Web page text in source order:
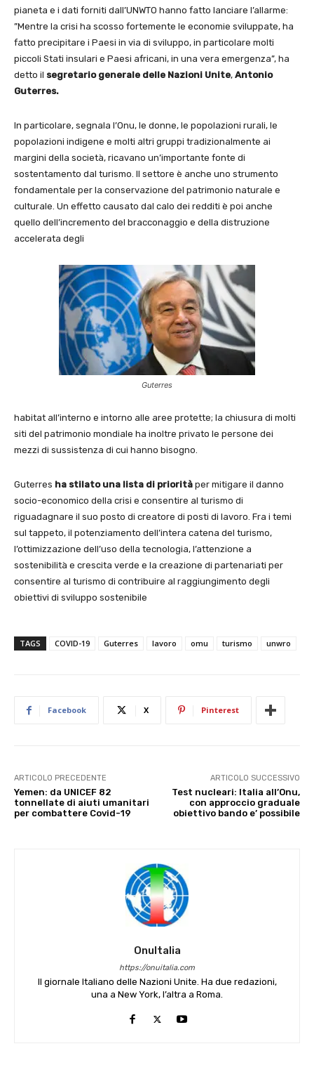
pianeta e i dati forniti dall’UNWTO hanno fatto lanciare l’allarme:
”Mentre la crisi ha scosso fortemente le economie sviluppate, ha
fatto precipitare i Paesi in via di sviluppo, in particolare molti
piccoli Stati insulari e Paesi africani, in una vera emergenza”, ha
detto il segretario generale delle Nazioni Unite, Antonio
Guterres.
In particolare, segnala l’Onu, le donne, le popolazioni rurali, le
popolazioni indigene e molti altri gruppi tradizionalmente ai
margini della società, ricavano un’importante fonte di
sostentamento dal turismo. Il settore è anche uno strumento
fondamentale per la conservazione del patrimonio naturale e
culturale. Un effetto causato dal calo dei redditi è poi anche
quello dell’incremento del bracconaggio e della distruzione
accelerata degli
Guterres
habitat all’interno e intorno alle aree protette; la chiusura di molti
siti del patrimonio mondiale ha inoltre privato le persone dei
mezzi di sussistenza di cui hanno bisogno.
Guterres ha stilato una lista di priorità per mitigare il danno
socio-economico della crisi e consentire al turismo di
riguadagnare il suo posto di creatore di posti di lavoro. Fra i temi
sul tappeto, il potenziamento dell’intera catena del turismo,
l’ottimizzazione dell’uso della tecnologia, l’attenzione a
sostenibilità e crescita verde e la creazione di partenariati per
consentire al turismo di contribuire al raggiungimento degli
obiettivi di sviluppo sostenibile
TAGS COVID-19 Guterres lavoro omu turismo unwro
Facebook X Pinterest
ARTICOLO PRECEDENTE
Yemen: da UNICEF 82
tonnellate di aiuti umanitari
per combattere Covid-19
ARTICOLO SUCCESSIVO
Test nucleari: Italia all’Onu,
con approccio graduale
obiettivo bando e’ possibile
OnuItalia
https://onuitalia.com
Il giornale Italiano delle Nazioni Unite. Ha due redazioni,
una a New York, l’altra a Roma.